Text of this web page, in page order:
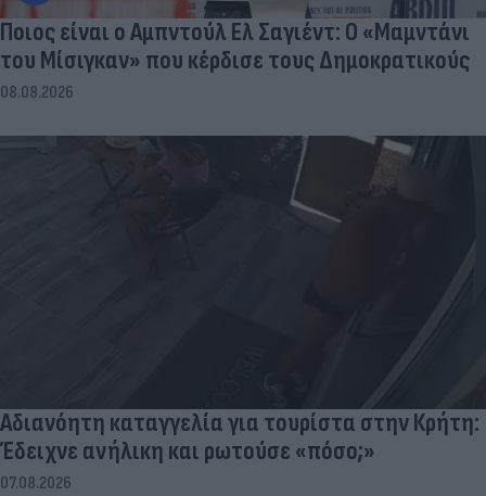
Ποιος είναι ο Αμπντούλ Ελ Σαγιέντ: Ο «Μαμντάνι
του Μίσιγκαν» που κέρδισε τους Δημοκρατικούς
08.08.2026
Αδιανόητη καταγγελία για τουρίστα στην Κρήτη:
Έδειχνε ανήλικη και ρωτούσε «πόσο;»
07.08.2026